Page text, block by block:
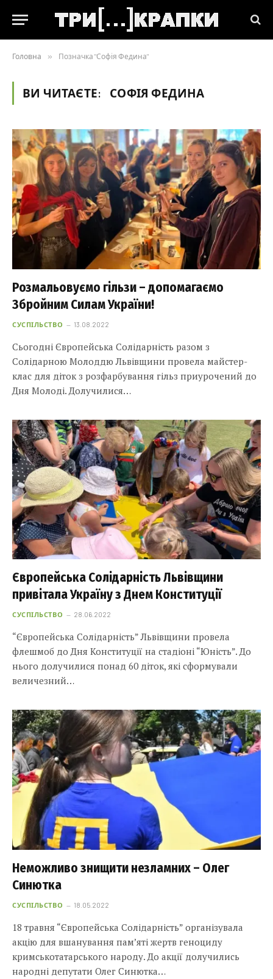
Головна » Позначка "Софія Федина"
ВИ ЧИТАЄТЕ: СОФІЯ ФЕДИНА
Розмальовуємо гільзи – допомагаємо
Збройним Силам України!
СУСПІЛЬСТВО 13.08.2022
Сьогодні Європейська Солідарність разом з
Солідарною Молоддю Львівщини провела майстер-
клас для діток з розфарбування гільз приурочений до
Дня Молоді. Долучилися…
Європейська Солідарність Львівщини
привітала Україну з Днем Конституції
СУСПІЛЬСТВО 28.06.2022
“Європейська Солідарність” Львівщини провела
флешмоб до Дня Конституції на стадіоні “Юність”. До
нього долучилися понад 60 діток, які сформували
величезний…
Неможливо знищити незламних – Олег
Синютка
СУСПІЛЬСТВО 18.05.2022
18 травня “Європейська Солідарність” організувала
акцію для вшанування пам’яті жертв геноциду
кримськотатарського народу. До акції долучились
народні депутати Олег Синютка…